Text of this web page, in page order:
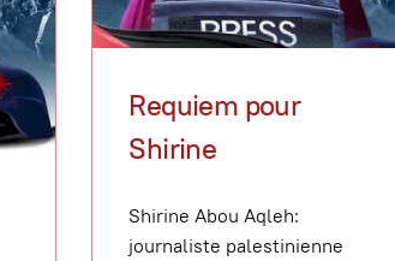
Requiem pour
Shirine
Shirine Abou Aqleh:
journaliste palestinienne